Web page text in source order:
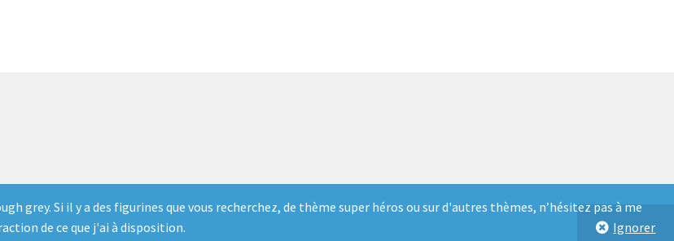
grey. Si il y a des figurines que vous recherchez, de thème super héros ou sur d'autres thèmes, n’hésitez pas à me
de ce que j'ai à disposition.
Ignorer